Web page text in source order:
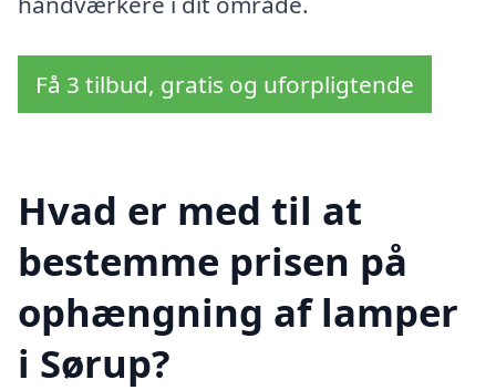
Få 3 tilbud, gratis og uforpligtende
Hvad er med til at
bestemme prisen på
ophængning af lamper
i Sørup?